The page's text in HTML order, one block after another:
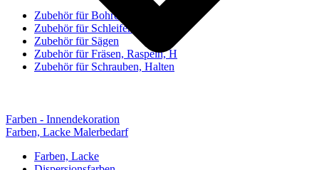
Zubehör für Bohren, Bohrhilfen
Zubehör für Schleifen, Poliere
Zubehör für Sägen
Zubehör für Fräsen, Raspeln, H
Zubehör für Schrauben, Halten
Farben - Innendekoration
Farben, Lacke Malerbedarf
Farben, Lacke